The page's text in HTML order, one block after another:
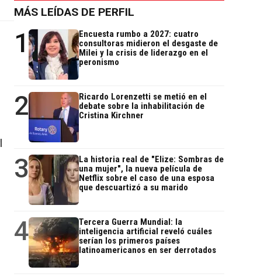
MÁS LEÍDAS DE PERFIL
1
Encuesta rumbo a 2027: cuatro
consultoras midieron el desgaste de
Milei y la crisis de liderazgo en el
peronismo
2
Ricardo Lorenzetti se metió en el
debate sobre la inhabilitación de
Cristina Kirchner
3
La historia real de "Elize: Sombras de
una mujer", la nueva película de
Netflix sobre el caso de una esposa
que descuartizó a su marido
4
Tercera Guerra Mundial: la
inteligencia artificial reveló cuáles
serían los primeros países
latinoamericanos en ser derrotados